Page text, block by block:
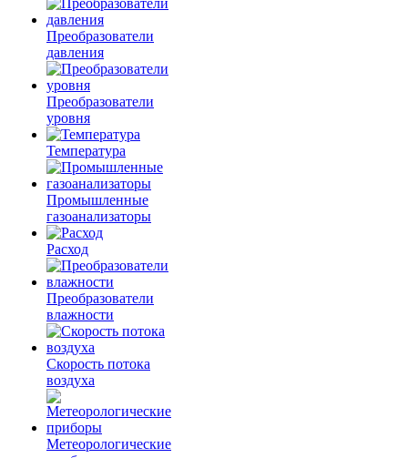
Преобразователи
давления
Преобразователи
уровня
Температура
Промышленные
газоанализаторы
Расход
Преобразователи
влажности
Скорость потока
воздуха
Метеорологические